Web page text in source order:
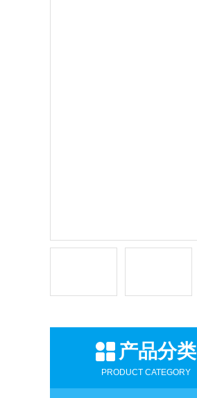
产品分类
PRODUCT CATEGORY